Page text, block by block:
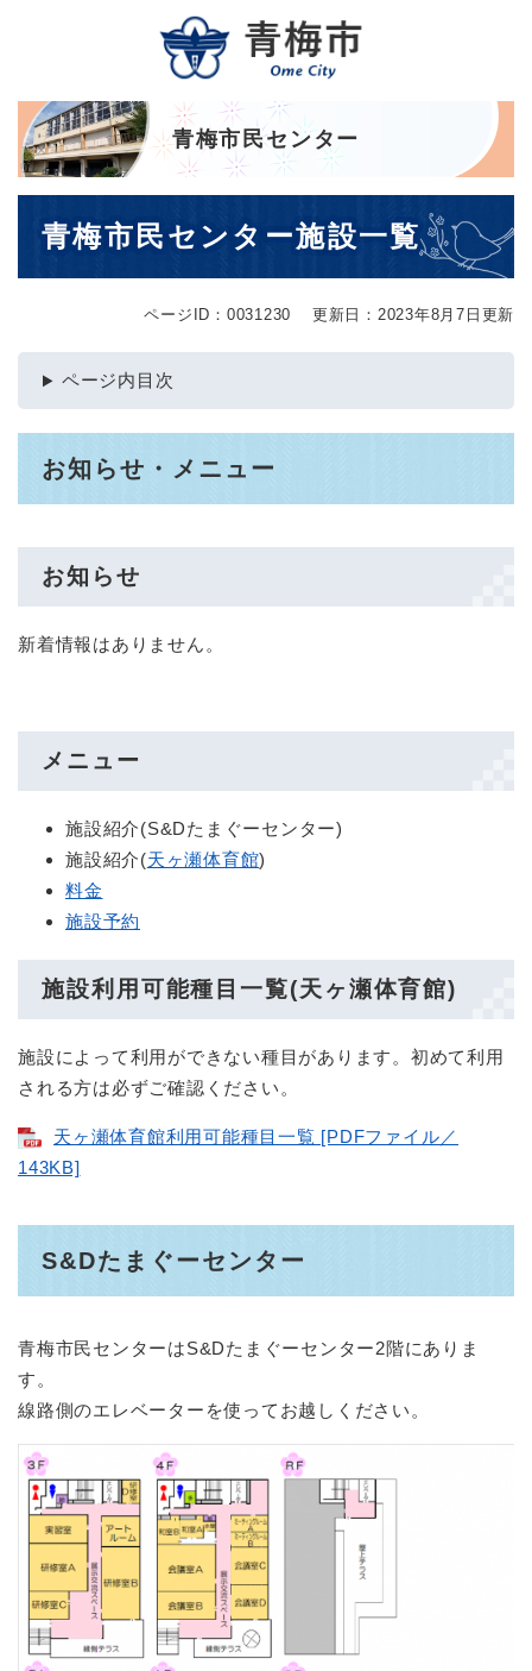
メニューを飛ばして本文へ
青梅市民センター
青梅市民センター施設一覧
ページID：0031230 更新日：2023年8月7日更新
ページ内目次
お知らせ・メニュー
お知らせ
新着情報はありません。
メニュー
施設紹介(S&Dたまぐーセンター)
施設紹介(天ヶ瀬体育館)
料金
施設予約
施設利用可能種目一覧(天ヶ瀬体育館)
施設によって利用ができない種目があります。初めて利用
される方は必ずご確認ください。
天ヶ瀬体育館利用可能種目一覧 [PDFファイル／
143KB]
S&Dたまぐーセンター
青梅市民センターはS&Dたまぐーセンター2階にありま
す。
線路側のエレベーターを使ってお越しください。